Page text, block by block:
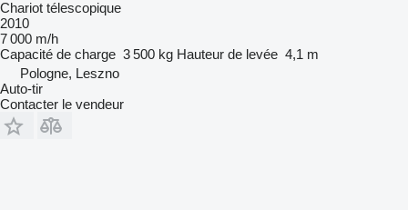
Chariot télescopique
2010
7 000 m/h
Capacité de charge 3 500 kg Hauteur de levée 4,1 m
Pologne, Leszno
Auto-tir
Contacter le vendeur